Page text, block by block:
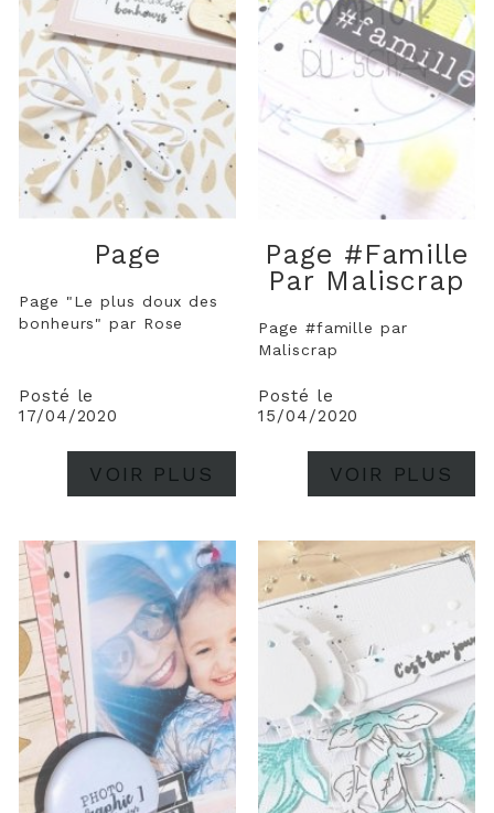
Page
Page "Le plus doux des
bonheurs" par Rose
Posté le
17/04/2020
VOIR PLUS
Page #famille
Par Maliscrap
Page #famille par
Maliscrap
Posté le
15/04/2020
VOIR PLUS